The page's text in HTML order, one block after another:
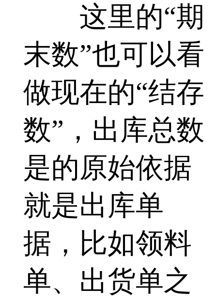
这里的“期
末数”也可以看
做现在的“结存
数”，出库总数
是的原始依据
就是出库单
据，比如领料
单、出货单之